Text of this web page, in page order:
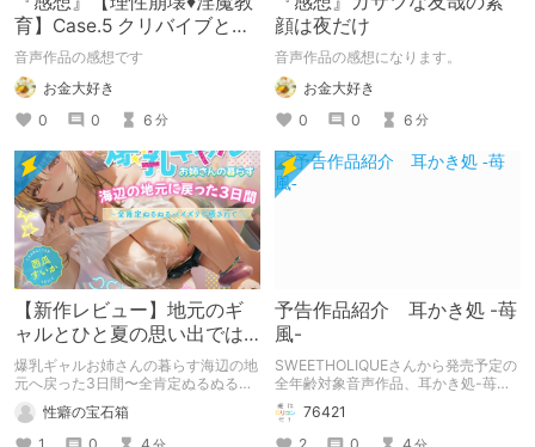
育】Case.5 クリバイブとデ
ィルドで鬼責めしてくる敬
語お兄さん。火照
音声作品の感想です
お金大好き
0
0 6 分
顔は夜だけ
音声作品の感想になります。
お金大好き
0
0 6 分
【新作レビュー】地元のギ
ャルとひと夏の思い出では
終わらせたくない【巨乳大
好き屋】
爆乳ギャルお姉さんの暮らす海辺の地
元へ戻った3日間〜全肯定ぬるぬるパ
す。 性癖の宝石箱
予告作品紹介 耳かき処 -苺
風-
SWEETHOLIQUEさんから発売予定の
全年齢対象音声作品、耳かき処-苺風-
の紹介記事です。
76421